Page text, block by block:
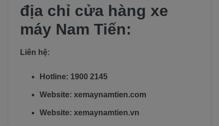
địa chỉ cửa hàng xe
máy Nam Tiến:
Liên hệ:
Hotline: 1900 2145
Website: xemaynamtien.com
Website: xemaynamtien.vn